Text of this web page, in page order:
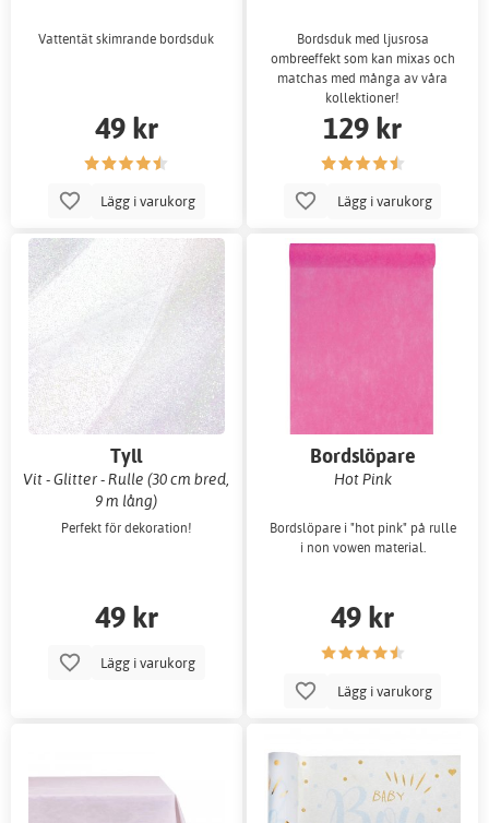
Vattentät skimrande bordsduk
49 kr
Lägg i varukorg
Bordsduk med ljusrosa
ombreeffekt som kan mixas och
matchas med många av våra
kollektioner!
129 kr
Lägg i varukorg
Tyll
Vit - Glitter - Rulle (30 cm bred,
9 m lång)
Perfekt för dekoration!
49 kr
Lägg i varukorg
Bordslöpare
Hot Pink
Bordslöpare i "hot pink" på rulle
i non vowen material.
49 kr
Lägg i varukorg